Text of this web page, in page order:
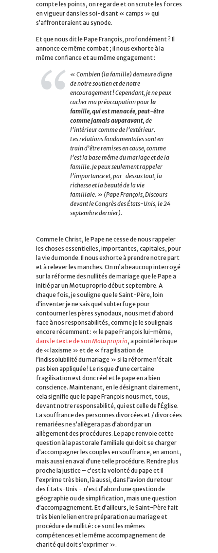
compte les points, on regarde et on scrute les forces
en vigueur dans les soi-disant « camps » qui
s’affronteraient au synode.
Et que nous dit le Pape François, profondément ? Il
annonce ce même combat ; il nous exhorte à la
même confiance et au même engagement :
« Combien (la famille) demeure digne
de notre soutien et de notre
encouragement ! Cependant, je ne peux
cacher ma préoccupation pourla
famille,qui est menacée, peut-être
comme jamais auparavant,de
l’intérieur comme de l’extérieur.
Les relations fondamentales sont en
train d’être remises en cause, comme
l’est la base même du mariage et de la
famille. Je peux seulement rappeler
l’importance et, par-dessus tout, la
richesse et la beauté de la vie
familiale. » (Pape François, Discours
devant le Congrès des États-Unis, le 24
septembre dernier).
Comme le Christ, le Pape ne cesse de nous rappeler
les choses essentielles, importantes, capitales, pour
la vie du monde. Il nous exhorte à prendre notre part
et à relever les manches. On m’a beaucoup interrogé
sur la réforme des nullités de mariage que le Pape a
initié par un Motu proprio début septembre. A
chaque fois, je souligne que le Saint-Père, loin
d’inventer je ne sais quel subterfuge pour
contourner les pères synodaux, nous met d’abord
face à nos responsabilités, comme je le soulignais
encore récemment : « le pape François lui-même,
dans le texte de son Motu proprio, a pointé le risque
de « laxisme » et de « fragilisation de
l’indissolubilité du mariage » si la réforme n’était
pas bien appliquée ! Le risque d’une certaine
fragilisation est donc réel et le pape en a bien
conscience. Maintenant, en le désignant clairement,
cela signifie que le pape François nous met, tous,
devant notre responsabilité, qui est celle de l’Église.
La souffrance des personnes divorcées et / divorcées
remariées ne s’allègera pas d’abord par un
allègement des procédures. Le pape renvoie cette
question à la pastorale familiale qui doit se charger
d’accompagner les couples en souffrance, en amont,
mais aussi en aval d’une telle procédure. Rendre plus
proche la justice – c’est la volonté du pape et il
l’exprime très bien, là aussi, dans l’avion du retour
des États-Unis – n’est d’abord une question de
géographie ou de simplification, mais une question
d’accompagnement. Et d’ailleurs, le Saint-Père fait
très bien le lien entre préparation au mariage et
procédure de nullité : ce sont les mêmes
compétences et le même accompagnement de
charité qui doit s’exprimer ».